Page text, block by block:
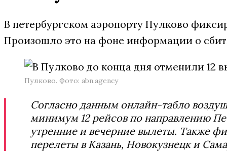
В петербургском аэропорту Пулково
Произошло это на фоне информации о
Пулково. Фото: abn.agency
Согласно данным онлайн-табло
минимум 12 рейсов по направлению
утренние и вечерние вылеты. Также
перелеты в Казань, Новокузнецк и